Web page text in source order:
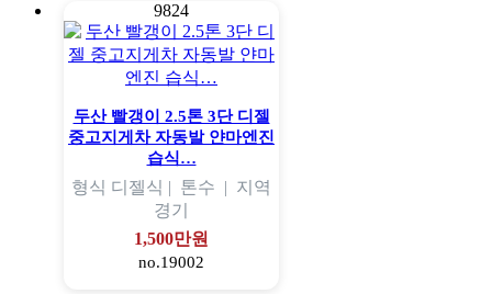
9824
두산 빨갱이 2.5톤 3단 디젤
중고지게차 자동발 얀마엔진
습식…
형식 디젤식 | 톤수 | 지역
경기
1,500만원
no.19002